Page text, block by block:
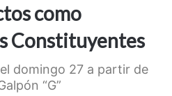
como
Constituyentes
domingo 27 a partir de
“G”